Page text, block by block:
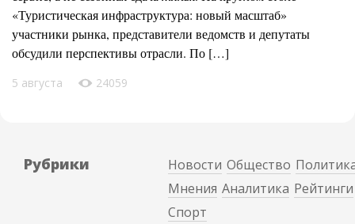
«Туристическая инфраструктура: новый масштаб»
участники рынка, представители ведомств и депутаты
обсудили перспективы отрасли. По […]
5 августа 24059
Рубрики Новости Общество
Мнения Аналитика Рейтинги
Спорт